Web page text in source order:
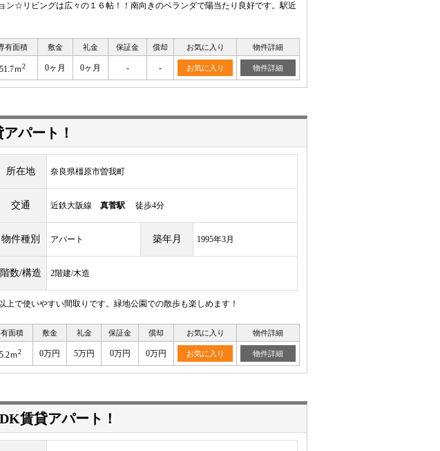
ン☆リビングは広々の１６帖！！南向きのベランダで陽当たり良好です。駅近
有面積 敷金 礼金 保証金 償却 お気に入り 物件詳細
51.7ｍ2 0ヶ月 0ヶ月 - - お気に入り 物件詳細
パート！
所在地 奈良県橿原市曽我町
交通 近鉄大阪線 真菅駅 徒歩4分
物件種別 アパート 築年月 1995年3月
階数/構造 2階建/木造
で使いやすい間取りです。緑地公園での散歩も楽しめます！
面積 敷金 礼金 保証金 償却 お気に入り 物件詳細
ｍ2 0万円 5万円 0万円 0万円 お気に入り 物件詳細
賃貸アパート！